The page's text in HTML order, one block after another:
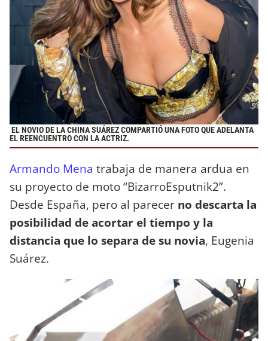
EL NOVIO DE LA CHINA SUÁREZ COMPARTIÓ UNA FOTO QUE ADELANTA
EL REENCUENTRO CON LA ACTRIZ.
Armando Mena trabaja de manera ardua en
su proyecto de moto “BizarroEsputnik2”.
Desde España, pero al parecer no descarta la
posibilidad de acortar el tiempo y la
distancia que lo separa de su novia, Eugenia
Suárez.